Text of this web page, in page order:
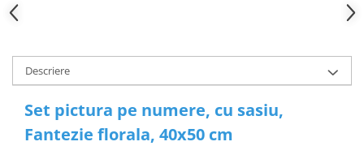
Descriere
Set pictura pe numere, cu sasiu,
Fantezie florala, 40x50 cm